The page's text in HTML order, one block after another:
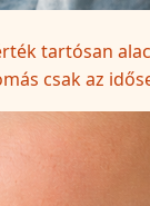
tartósan
csak az